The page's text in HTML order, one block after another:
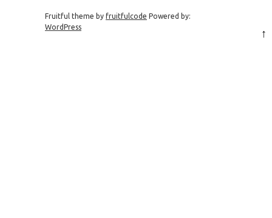
Fruitful theme by fruitfulcode Powered by:
WordPress
↑